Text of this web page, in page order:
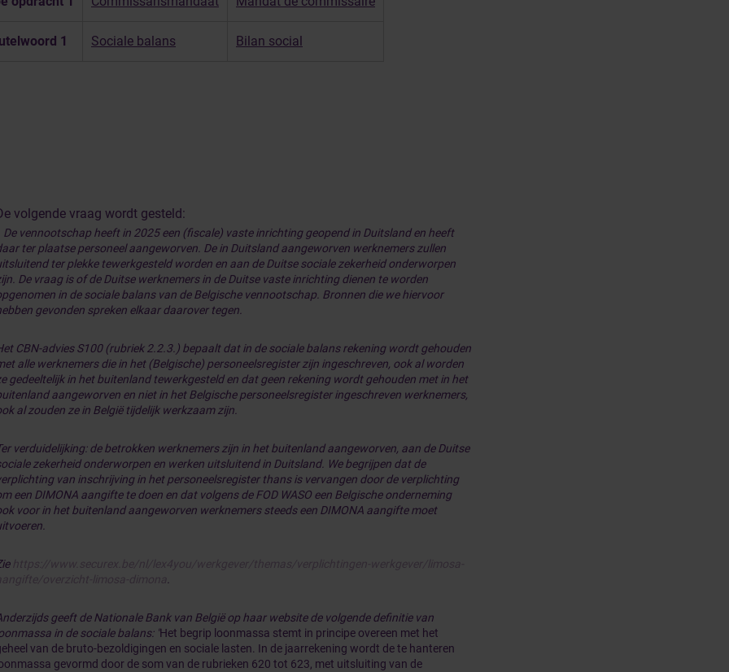
1 Sociale balans Bilan social
volgende vraag wordt gesteld:
De vennootschap heeft in 2025 een (fiscale) vaste inrichting geopend in Duitsland en heeft
ter plaatse personeel aangeworven. De in Duitsland aangeworven werknemers zullen
ter plekke tewerkgesteld worden en aan de Duitse sociale zekerheid onderworpen
De vraag is of de Duitse werknemers in de Duitse vaste inrichting dienen te worden
in de sociale balans van de Belgische vennootschap. Bronnen die we hiervoor
gevonden spreken elkaar daarover tegen.
CBN-advies S100 (rubriek 2.2.3.) bepaalt dat in de sociale balans rekening wordt gehouden
alle werknemers die in het (Belgische) personeelsregister zijn ingeschreven, ook al worden
gedeeltelijk in het buitenland tewerkgesteld en dat geen rekening wordt gehouden met in het
aangeworven en niet in het Belgische personeelsregister ingeschreven werknemers,
al zouden ze in België tijdelijk werkzaam zijn.
verduidelijking: de betrokken werknemers zijn in het buitenland aangeworven, aan de Duitse
zekerheid onderworpen en werken uitsluitend in Duitsland. We begrijpen dat de
van inschrijving in het personeelsregister thans is vervangen door de verplichting
een DIMONA aangifte te doen en dat volgens de FOD WASO een Belgische onderneming
voor in het buitenland aangeworven werknemers steeds een DIMONA aangifte moet
https://www.securex.be/nl/lex4you/werkgever/themas/verplichtingen-werkgever/limosa-
overzicht-limosa-dimona
geeft de Nationale Bank van België op haar website de volgende definitie van
in de sociale balans: "Het begrip loonmassa stemt in principe overeen met het
van de bruto-bezoldigingen en sociale lasten. In de jaarrekening wordt de te hanteren
gevormd door de som van de rubrieken 620 tot 623, met uitsluiting van de